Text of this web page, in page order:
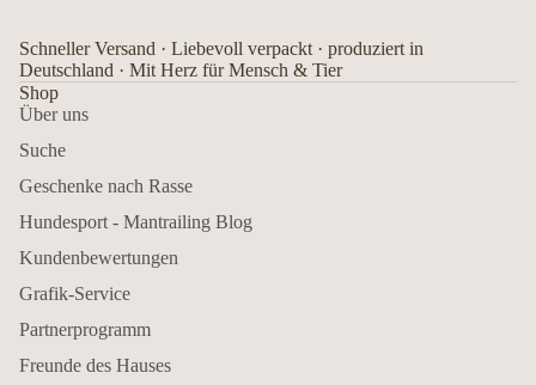
Schneller Versand · Liebevoll verpackt · produziert in
Deutschland · Mit Herz für Mensch & Tier
Shop
Über uns
Suche
Geschenke nach Rasse
Hundesport - Mantrailing Blog
Kundenbewertungen
Grafik-Service
Partnerprogramm
Freunde des Hauses